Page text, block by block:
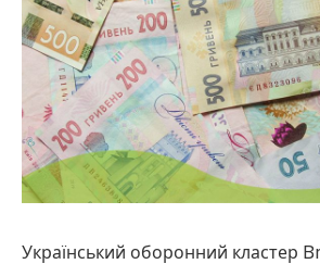
Український оборонний кластер